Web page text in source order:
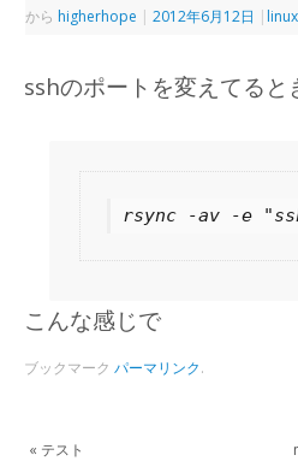
から higherhope | 2012年6月12日 | linux
sshのポートを変えてると
rsync -av -e
こんな感じで
ブックマークパーマリンク.
« テスト